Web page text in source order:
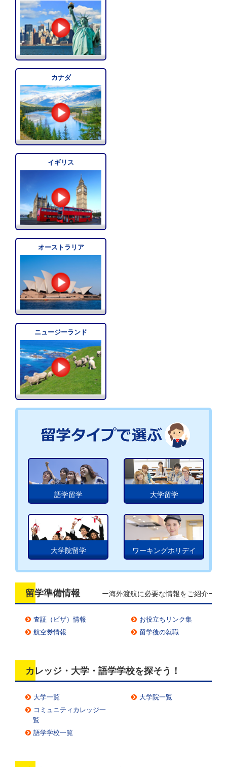
カナダ
イギリス
オーストラリア
ニュージーランド
語学留学 大学留学
大学院留学 ワーキングホリデイ
留学準備情報 ー海外渡航に必要な情報をご紹介ー
査証（ビザ）情報
航空券情報
お役立ちリンク集
留学後の就職
カレッジ・大学・語学学校を探そう！
大学一覧
コミュニティカレッジ一
覧
語学学校一覧
大学院一覧